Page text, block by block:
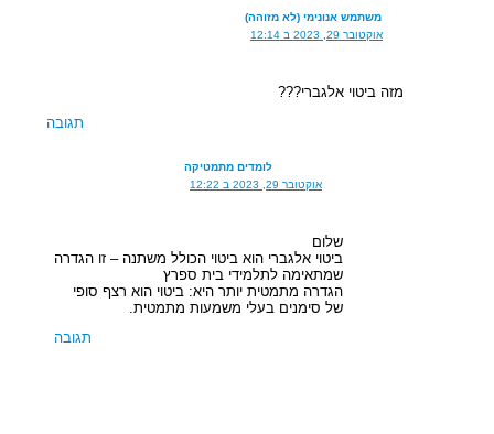
משתמש אנונימי (לא מזוהה)
אוקטובר 29, 2023 ב 12:14
מזה ביטוי אלגברי???
תגובה
לומדים מתמטיקה
אוקטובר 29, 2023 ב 12:22
שלום
ביטוי אלגברי הוא ביטוי הכולל משתנה – זו הגדרה
שמתאימה לתלמידי בית ספרץ
הגדרה מתמטית יותר היא: ביטוי הוא רצף סופי
של סימנים בעלי משמעות מתמטית.
תגובה